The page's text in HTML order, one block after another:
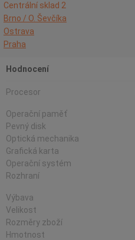
Centrální sklad 2
Brno / O. Ševčíka
Ostrava
Praha
Hodnocení
Procesor
Operační paměť
Pevný disk
Optická mechanika
Grafická karta
Operační systém
Rozhraní
Výbava
Velikost
Rozměry zboží
Hmotnost